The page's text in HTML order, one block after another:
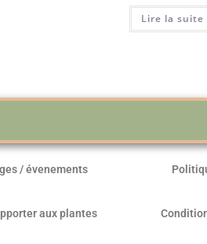
Lire la suite
/ évenements
aux plantes